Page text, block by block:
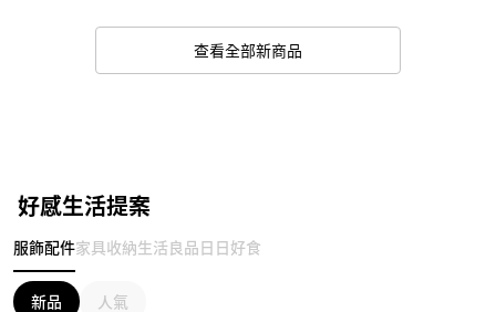
查看全部新商品
好感生活提案
服飾配件家具收納生活良品日日好食
新品 人氣